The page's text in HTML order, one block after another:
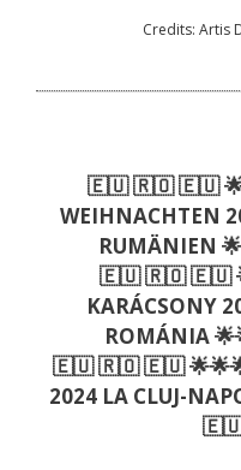
Credits: Artis
🇪🇺 🇷🇴 🇪🇺
WEIHNACHTEN
RUMÄNIEN
🇪🇺 🇷🇴 🇪🇺
KARÁCSONY
ROMÁNIA
🇪🇺 🇷🇴 🇪🇺
2024 LA CLUJ-